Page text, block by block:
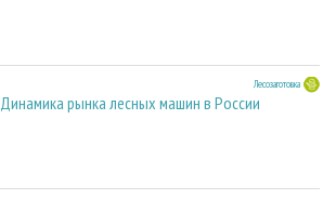
Лесозаготовка
Динамика рынка лесных машин в России